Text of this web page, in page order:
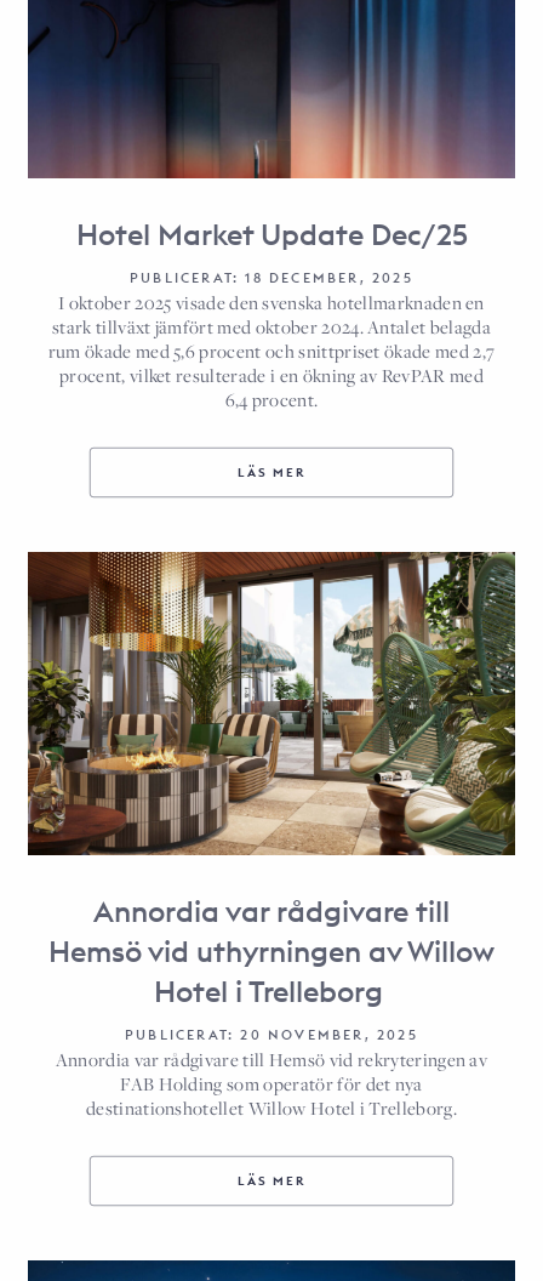
Hotel Market Update Dec/25
PUBLICERAT: 18 DECEMBER, 2025
I oktober 2025 visade den svenska hotellmarknaden en
stark tillväxt jämfört med oktober 2024. Antalet belagda
rum ökade med 5,6 procent och snittpriset ökade med 2,7
procent, vilket resulterade i en ökning av RevPAR med
6,4 procent.
LÄS MER
Annordia var rådgivare till
Hemsö vid uthyrningen av Willow
Hotel i Trelleborg
PUBLICERAT: 20 NOVEMBER, 2025
Annordia var rådgivare till Hemsö vid rekryteringen av
FAB Holding som operatör för det nya
destinationshotellet Willow Hotel i Trelleborg.
LÄS MER